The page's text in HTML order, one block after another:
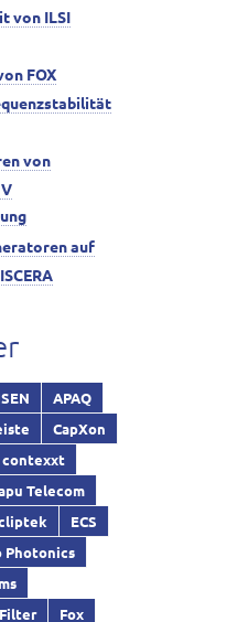
von ILSI
FOX
von
auf
APAQ
CapXon
contexxt
Telecom
ECS
Photonics
Filter
Fox